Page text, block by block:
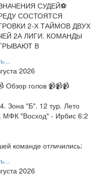
СУДЕЙ⚽
СОСТОЯТСЯ
2-Х ТАЙМОВ ДВУХ
2А ЛИГИ. КОМАНДЫ
В
2026
Обзор голов 📹📹📹
Зона "Б". 12 тур. Лето
МФК "Восход" - Ирбис 6:2
команде отличились:
2026